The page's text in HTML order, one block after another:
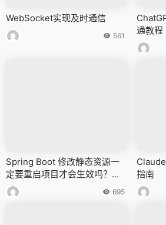
WebSocket实现及时通信
561
通教程
Spring Boot 修改静态资源一
定要重启项目才会生效吗？未
必！
695
指南